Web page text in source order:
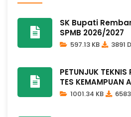
SK Bupati
SPMB 2026/2027
597.13 KB 3891
PETUNJUK TEKNIS
TES KEMAMPUAN
1001.34 KB